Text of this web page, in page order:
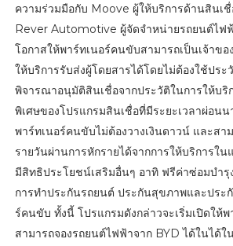
ความร่วมมือกับ Moove ผู้ให้บริการด้านสินเ
Rever Automotive ผู้จัดจำหน่ายรถยนต์ไฟฟ้
โอกาสให้พาร์ทเนอร์คนขับสามารถเป็นเจ้าขอ
ให้บริการรับส่งผู้โดยสารได้โดยไม่ต้องใช้ประ
พิจารณาอนุมัติสินเชื่อจากประวัติในการให้บริ
พิเศษของโปรแกรมสินเชื่อที่มีระยะเวลาผ่อน
พาร์ทเนอร์คนขับไม่ต้องวางเงินดาวน์ และสา
รายวันผ่านการหักรายได้จากการให้บริการใ
มีสิทธิประโยชน์เสริมอื่นๆ อาทิ ฟรีค่าซ่อมบำรุ
การทำประกันรถยนต์ ประกันสุขภาพและประ
ร์คนขับ ทั้งนี้ โปรแกรมดังกล่าวจะเริ่มเปิดให้
สามารถจองรถยนต์ไฟฟ้าจาก BYD ได้ในได้